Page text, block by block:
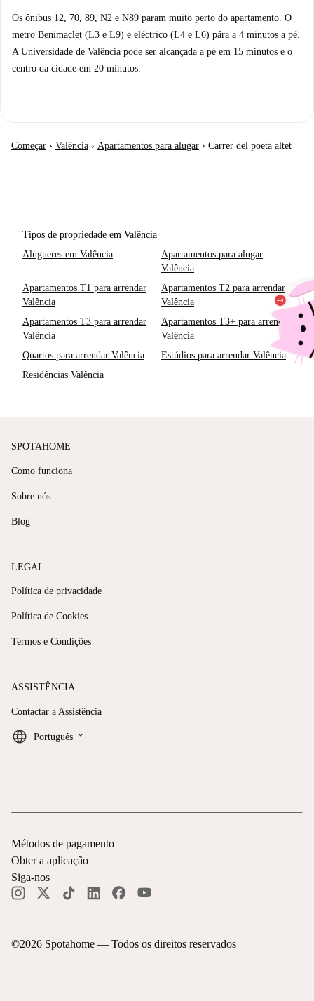
Os ônibus 12, 70, 89, N2 e N89 param muito perto do apartamento. O
metro Benimaclet (L3 e L9) e eléctrico (L4 e L6) pára a 4 minutos a pé.
A Universidade de Valência pode ser alcançada a pé em 15 minutos e o
centro da cidade em 20 minutos.
Começar › Valência › Apartamentos para alugar › Carrer del poeta altet
Tipos de propriedade em Valência
Alugueres em Valência
Apartamentos para alugar
Valência
Apartamentos T1 para arrendar
Valência
Apartamentos T2 para arrendar
Valência
Apartamentos T3 para arrendar
Valência
Apartamentos T3+ para arrendar
Valência
Quartos para arrendar Valência
Estúdios para arrendar Valência
Residências Valência
SPOTAHOME
Como funciona
Sobre nós
Blog
LEGAL
Política de privacidade
Política de Cookies
Termos e Condições
ASSISTÊNCIA
Contactar a Assistência
Português keyboard_arrow_down
©2026 Spotahome — Todos os direitos reservados
Métodos de pagamento
Obter a aplicação
Siga-nos